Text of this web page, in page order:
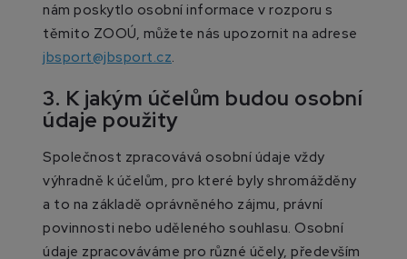
nám poskytlo osobní informace v rozporu s
těmito ZOOÚ, můžete nás upozornit na adrese
jbsport@jbsport.cz.
3. K jakým účelům budou osobní
údaje použity
Společnost zpracovává osobní údaje vždy
výhradně k účelům, pro které byly shromážděny
a to na základě oprávněného zájmu, právní
povinnosti nebo uděleného souhlasu. Osobní
údaje zpracováváme pro různé účely, především